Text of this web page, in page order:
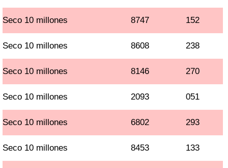
Seco 10 millones 8747 152
Seco 10 millones 8608 238
Seco 10 millones 8146 270
Seco 10 millones 2093 051
Seco 10 millones 6802 293
Seco 10 millones 8453 133